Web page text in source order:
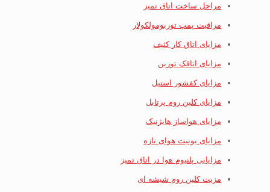
مراحل ساخت اتاق تمیز
مراقبت پمپ توربومولکولار
مزایای اتاق کار کثیف
مزایای اتاقک توزین
مزایای کفشور استیل
مزایای کلین روم پرتابل
مزایای هواساز هایژنیک
مزایای یونیت هوای تازه
مزایایی پلنیوم هوا در اتاق تمیز
مزیت کلین روم شیشه ای